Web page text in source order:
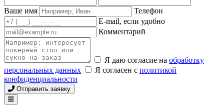
Ваше имя
Телефон
E-mail, если удобно
Комментарий
Я даю согласие на обработку
персональных данных
Я согласен с политикой
конфиденциальности
Отправить заявку